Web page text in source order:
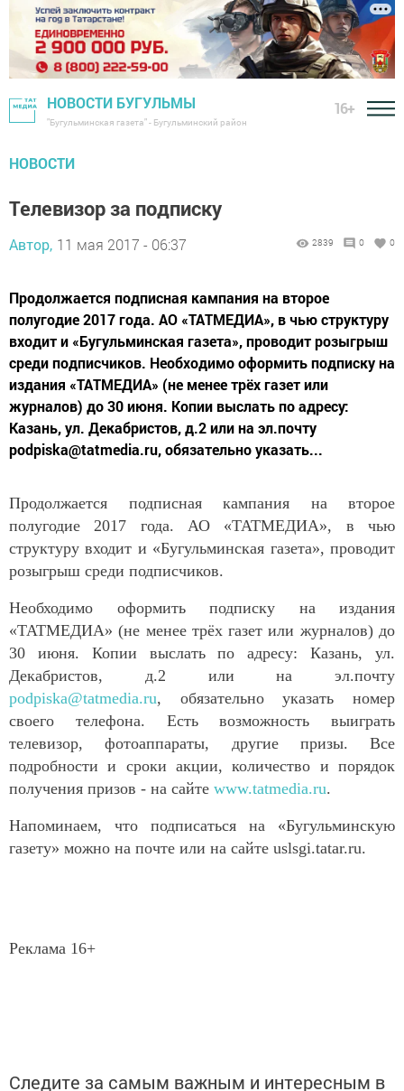
НОВОСТИ БУГУЛЬМЫ
"Бугульминская газета" - Бугульминский район
16+
НОВОСТИ
Телевизор за подписку
Автор, 11 мая 2017 - 06:37 2839 0 0
Продолжается подписная кампания на второе
полугодие 2017 года. АО «ТАТМЕДИА», в чью структуру
входит и «Бугульминская газета», проводит розыгрыш
среди подписчиков. Необходимо оформить подписку на
издания «ТАТМЕДИА» (не менее трёх газет или
журналов) до 30 июня. Копии выслать по адресу:
Казань, ул. Декабристов, д.2 или на эл.почту
podpiska@tatmedia.ru, обязательно указать...
Продолжается подписная кампания на второе
полугодие 2017 года. АО «ТАТМЕДИА», в чью
структуру входит и «Бугульминская газета», проводит
розыгрыш среди подписчиков.
Необходимо оформить подписку на издания
«ТАТМЕДИА» (не менее трёх газет или журналов) до
30 июня. Копии выслать по адресу: Казань, ул.
Декабристов, д.2 или на эл.почту
podpiska@tatmedia.ru, обязательно указать номер
своего телефона. Есть возможность выиграть
телевизор, фотоаппараты, другие призы. Все
подробности и сроки акции, количество и порядок
получения призов - на сайте www.tatmedia.ru.
Напоминаем, что подписаться на «Бугульминскую
газету» можно на почте или на сайте uslsgi.tatar.ru.
Реклама 16+
Следите за самым важным и интересным в